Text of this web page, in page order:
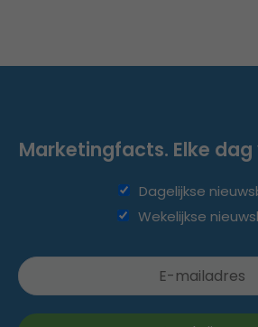
Marketingfacts. Elke dag
Dagelijkse
Wekelijkse